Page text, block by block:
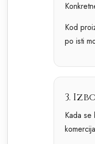
Kod
po isti
3.
Kada se